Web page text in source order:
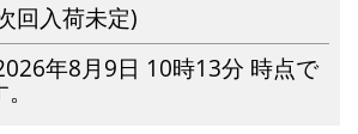
回入荷未定)
年8月9日 10時13分 時点で